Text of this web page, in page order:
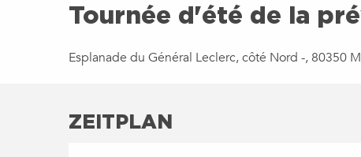
Tournée d'été de la
Esplanade du Général Leclerc, côté Nord -, 80350
ZEITPLAN